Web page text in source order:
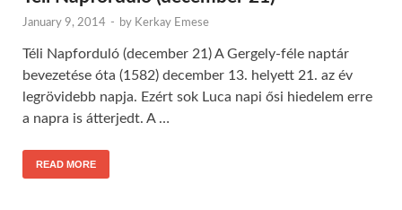
January 9, 2014 - by Kerkay Emese
Téli Napforduló (december 21) A Gergely-féle naptár
bevezetése óta (1582) december 13. helyett 21. az év
legrövidebb napja. Ezért sok Luca napi ősi hiedelem erre
a napra is átterjedt. A …
READ MORE